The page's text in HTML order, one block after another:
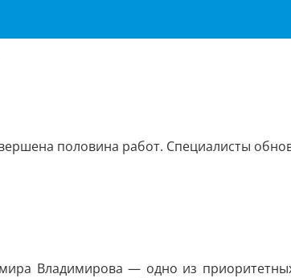
половина работ. Специалисты
Владимирова — одно из